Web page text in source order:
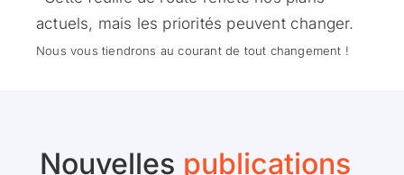
actuels, mais les priorités peuvent changer.
Nous vous tiendrons au courant de tout changement !
Nouvelles publications